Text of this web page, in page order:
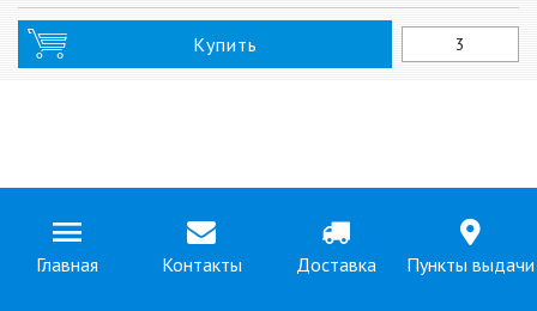
Купить
Главная Контакты Доставка Пункты выдачи